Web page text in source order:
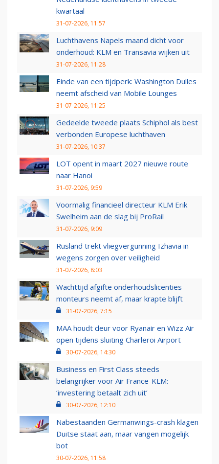
kwartaal
31-07-2026, 11:57
Luchthavens Napels maand dicht voor
onderhoud: KLM en Transavia wijken uit
31-07-2026, 11:28
Einde van een tijdperk: Washington Dulles
neemt afscheid van Mobile Lounges
31-07-2026, 11:25
Gedeelde tweede plaats Schiphol als best
verbonden Europese luchthaven
31-07-2026, 10:37
LOT opent in maart 2027 nieuwe route
naar Hanoi
31-07-2026, 9:59
Voormalig financieel directeur KLM Erik
Swelheim aan de slag bij ProRail
31-07-2026, 9:09
Rusland trekt vliegvergunning Izhavia in
wegens zorgen over veiligheid
31-07-2026, 8:03
Wachttijd afgifte onderhoudslicenties
monteurs neemt af, maar krapte blijft
31-07-2026, 7:15
MAA houdt deur voor Ryanair en Wizz Air
open tijdens sluiting Charleroi Airport
30-07-2026, 14:30
Business en First Class steeds
belangrijker voor Air France-KLM:
‘investering betaalt zich uit’
30-07-2026, 12:10
Nabestaanden Germanwings-crash klagen
Duitse staat aan, maar vangen mogelijk
bot
30-07-2026, 11:58